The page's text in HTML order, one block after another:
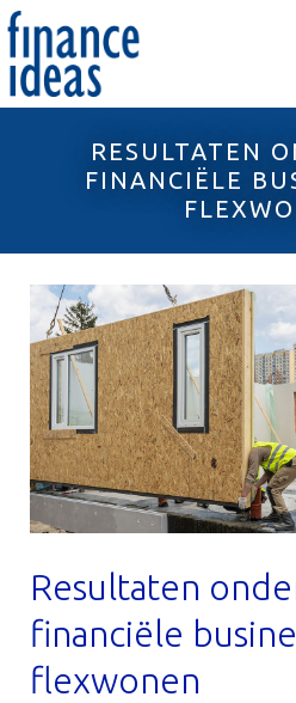
RESULTATEN
FINANCIËLE
Resultaten
financiële
flexwonen